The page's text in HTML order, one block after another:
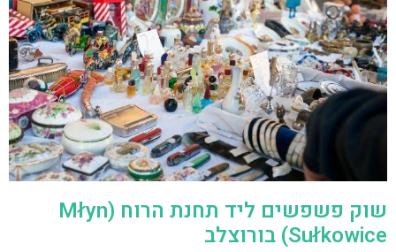
שוק פשפשים ליד תחנת הרוח (Młyn
Sułkowice) בורוצלב